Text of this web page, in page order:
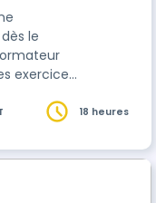
le
exercices
18 heures